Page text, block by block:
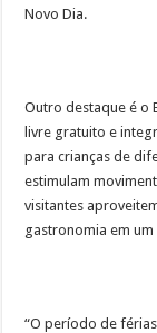
Novo Dia.
Outro destaque é o
livre gratuito e
para crianças de
estimulam
visitantes
gastronomia em
“O período de